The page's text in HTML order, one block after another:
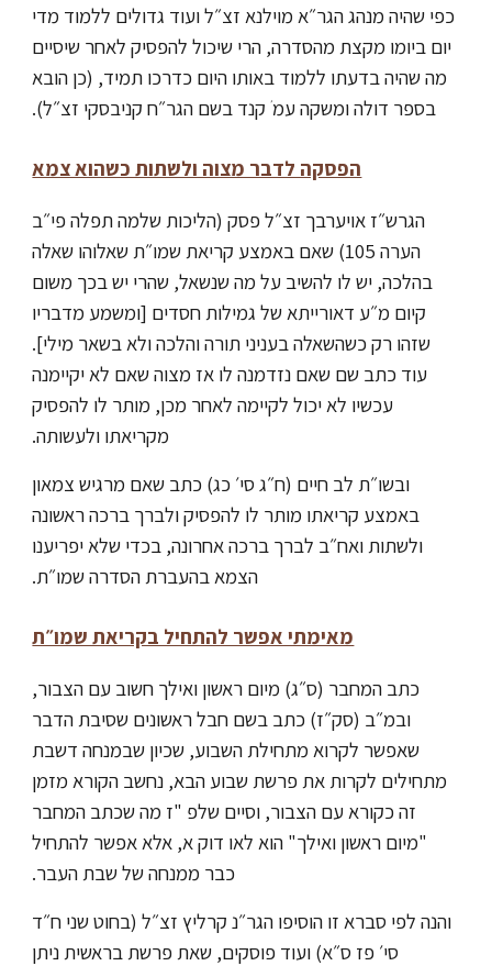
כפי שהיה מנהג הגר״א מוילנא זצ״ל ועוד גדולים ללמוד מדי
יום ביומו מקצת מהסדרה, הרי שיכול להפסיק לאחר שיסיים
מה שהיה בדעתו ללמוד באותו היום כדרכו תמיד, (כן הובא
בספר דולה ומשקה עמ׳קנד בשם הגר״ח קניבסקי זצ״ל).
הפסקה לדבר מצוה ולשתות כשהוא צמא
הגרש״ז אויערבך זצ״ל פסק (הליכות שלמה תפלה פי״ב
הערה 105) שאם באמצע קריאת שמו״ת שאלוהו שאלה
בהלכה, יש לו להשיב על מה שנשאל, שהרי יש בכך משום
קיום מ״ע דאורייתא של גמילות חסדים [ומשמע מדבריו
שזהו רק כשהשאלה בעניני תורה והלכה ולא בשאר מילי].
עוד כתב שם שאם נזדמנה לו אז מצוה שאם לא יקיימנה
עכשיו לא יכול לקיימה לאחר מכן, מותר לו להפסיק
מקריאתו ולעשותה.
ובשו״ת לב חיים (ח״ג סי׳ כג) כתב שאם מרגיש צמאון
באמצע קריאתו מותר לו להפסיק ולברך ברכה ראשונה
ולשתות ואח״ב לברך ברכה אחרונה, בכדי שלא יפריענו
הצמא בהעברת הסדרה שמו״ת.
מאימתי אפשר להתחיל בקריאת שמו״ת
כתב המחבר (ס״ג) מיום ראשון ואילך חשוב עם הצבור,
ובמ״ב (סק״ז) כתב בשם חבל ראשונים שסיבת הדבר
שאפשר לקרוא מתחילת השבוע, שכיון שבמנחה דשבת
מתחילים לקרות את פרשת שבוע הבא, נחשב הקורא מזמן
זה כקורא עם הצבור, וסיים שלפ "ז מה שכתב המחבר
"מיום ראשון ואילך" הוא לאו דוק א, אלא אפשר להתחיל
כבר ממנחה של שבת העבר.
והנה לפי סברא זו הוסיפו הגר״נ קרליץ זצ״ל (בחוט שני ח״ד
סי׳ פז ס״א) ועוד פוסקים, שאת פרשת בראשית ניתן